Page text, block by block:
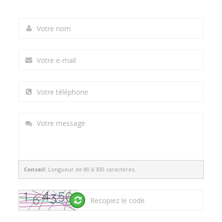
Conseil: Longueur de 80 à 300 caractères.